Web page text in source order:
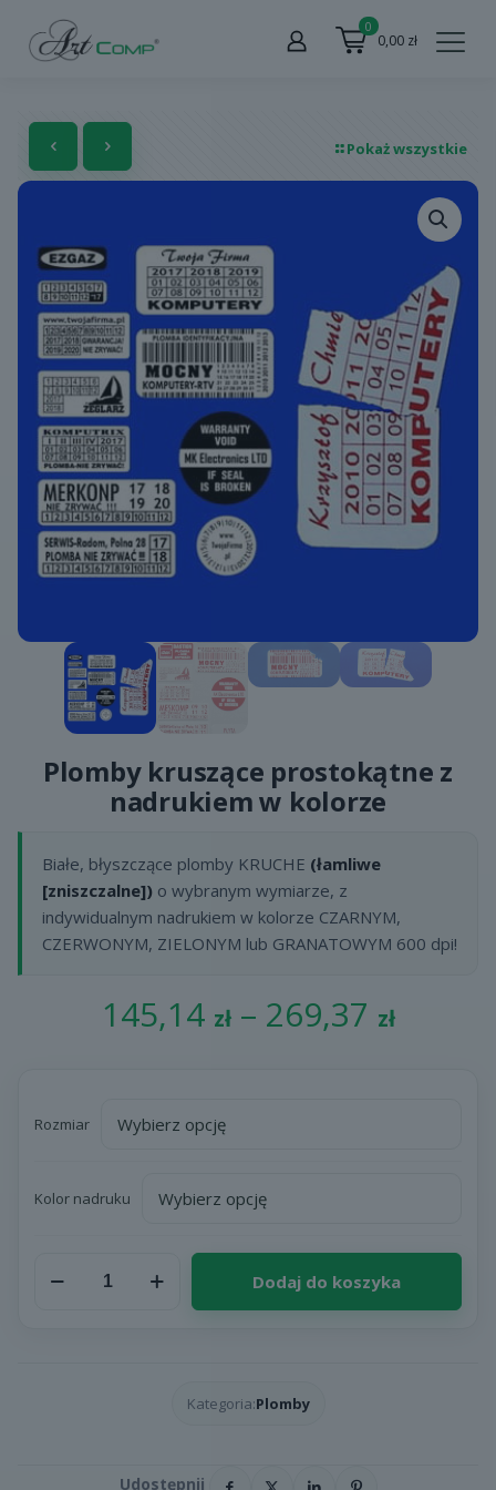
0
0,00 zł
Pokaż wszystkie
Plomby kruszące prostokątne z
nadrukiem w kolorze
Białe, błyszczące plomby KRUCHE (łamliwe
[zniszczalne]) o wybranym wymiarze, z
indywidualnym nadrukiem w kolorze CZARNYM,
CZERWONYM, ZIELONYM lub GRANATOWYM 600 dpi!
145,14 zł – 269,37 zł
Rozmiar
Kolor nadruku
Plomby
Dodaj do koszyka
Kategoria:Plomby